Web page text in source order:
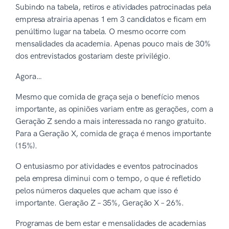
Subindo na tabela, retiros e atividades patrocinadas pela
empresa atrairia apenas 1 em 3 candidatos e ficam em
penúltimo lugar na tabela. O mesmo ocorre com
mensalidades da academia. Apenas pouco mais de 30%
dos entrevistados gostariam deste privilégio.
Agora…
Mesmo que comida de graça seja o benefício menos
importante, as opiniões variam entre as gerações, com a
Geração Z sendo a mais interessada no rango gratuito.
Para a Geração X, comida de graça é menos importante
(15%).
O entusiasmo por atividades e eventos patrocinados
pela empresa diminui com o tempo, o que é refletido
pelos números daqueles que acham que isso é
importante. Geração Z – 35%, Geração X – 26%.
Programas de bem estar e mensalidades de academias